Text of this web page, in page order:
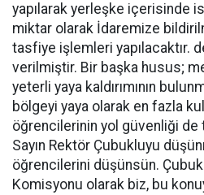
yapılarak yerleşke içerisinde
miktar olarak İdaremize
tasfiye işlemleri yapılacaktır.
verilmiştir. Bir başka husus;
yeterli yaya kaldırımının
bölgeyi yaya olarak en fazla
öğrencilerinin yol güvenliği
Sayın Rektör Çubukluyu
öğrencilerini düşünsün.
Komisyonu olarak biz, bu